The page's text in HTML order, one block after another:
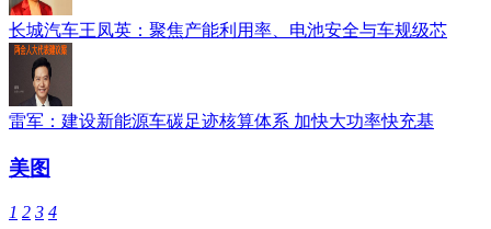
长城汽车王凤英：聚焦产能利用率、电池安全与车规级芯
雷军：建设新能源车碳足迹核算体系 加快大功率快充基
美图
1 2 3 4